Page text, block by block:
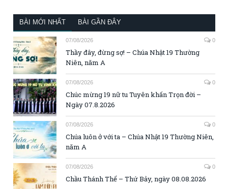
BÀI MỚI NHẤT BÀI GẦN ĐÂY
07/08/2026 0
Thầy đây, đừng sợ! – Chúa Nhật 19 Thường
Niên, năm A
07/08/2026 0
Chúc mừng 19 nữ tu Tuyên khấn Trọn đời –
Ngày 07.8.2026
07/08/2026 0
Chúa luôn ở với ta – Chúa Nhật 19 Thường Niên,
năm A
07/08/2026 0
Chầu Thánh Thể – Thứ Bảy, ngày 08.08.2026